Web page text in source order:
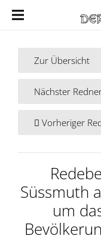
Zur Übersicht
Nächster
Vorheriger
Süssmuth
um